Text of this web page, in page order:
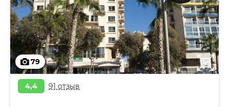
79
4,4 91 отзыв